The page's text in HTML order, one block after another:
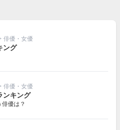
俳優・女優
ング
俳優・女優
ンキング
優は？